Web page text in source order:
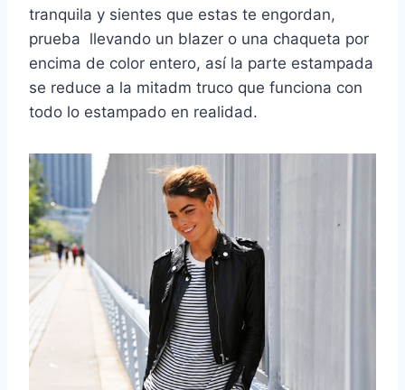
tranquila y sientes que estas te engordan,
prueba llevando un blazer o una chaqueta por
encima de color entero, así la parte estampada
se reduce a la mitadm truco que funciona con
todo lo estampado en realidad.